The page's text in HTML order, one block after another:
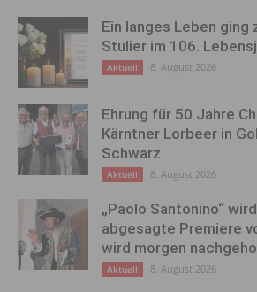
Ein langes Leben ging
Stulier im 106.
Aktuell 8. August 2026
Ehrung für 50 Jahre
Kärntner Lorbeer in
Schwarz
Aktuell 8. August 2026
„Paolo Santonino“
abgesagte Premiere
wird morgen
Aktuell 8. August 2026